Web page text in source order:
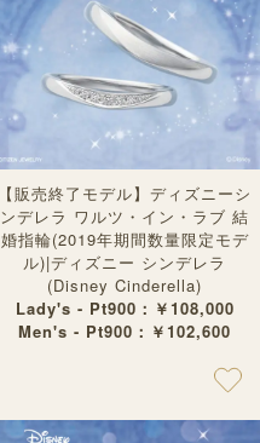
【販売終了モデル】ディズニーシ
ンデレラ ワルツ・イン・ラブ 結
婚指輪(2019年期間数量限定モデ
ル)|ディズニー シンデレラ
(Disney Cinderella)
Lady's - Pt900：￥108,000
Men's - Pt900：￥102,600